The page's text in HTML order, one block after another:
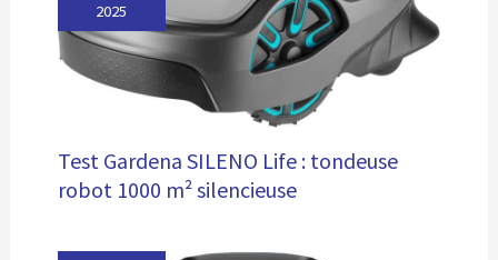
2025
Test Gardena SILENO Life : tondeuse
robot 1000 m² silencieuse